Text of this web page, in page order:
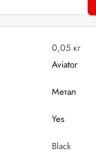
0,05 кг
Aviator
Метал
Yes
Black